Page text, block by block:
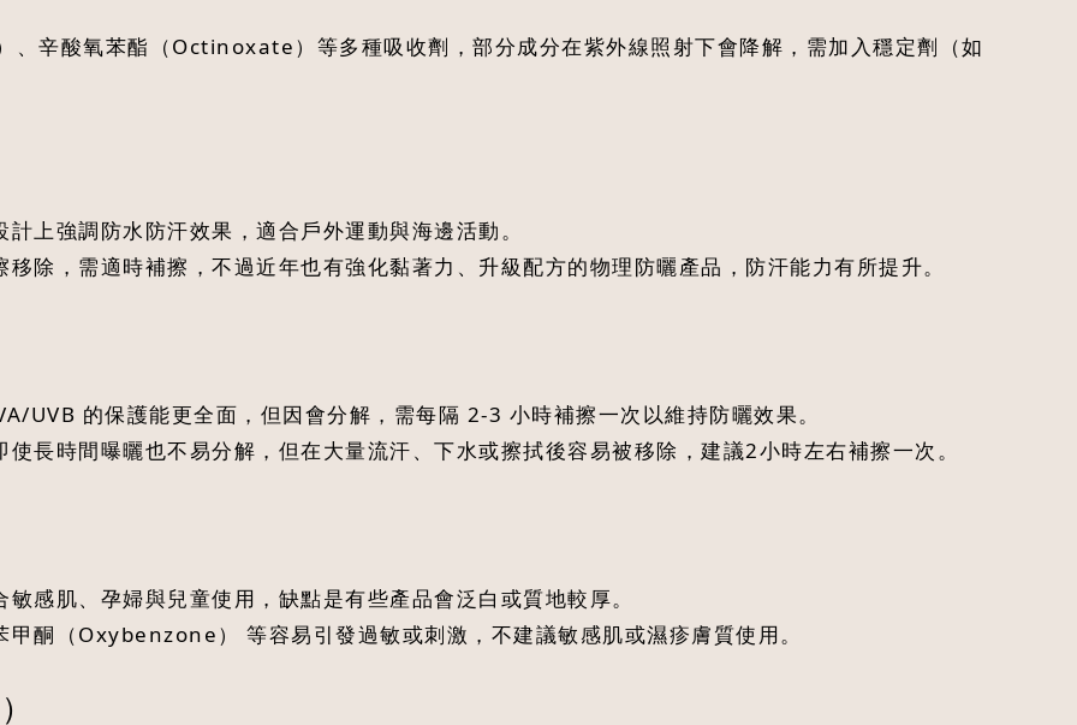
辛酸氧苯酯（Octinoxate）等多種吸收劑，部分成分在紫外線照射下會降解，需加入穩定劑（如
上強調防水防汗效果，適合戶外運動與海邊活動。
除，需適時補擦，不過近年也有強化黏著力、升級配方的物理防曬產品，防汗能力有所提升。
UVB 的保護能更全面，但因會分解，需每隔 2-3 小時補擦一次以維持防曬效果。
長時間曝曬也不易分解，但在大量流汗、下水或擦拭後容易被移除，建議2小時左右補擦一次。
感肌、孕婦與兒童使用，缺點是有些產品會泛白或質地較厚。
酮（Oxybenzone） 等容易引發過敏或刺激，不建議敏感肌或濕疹膚質使用。